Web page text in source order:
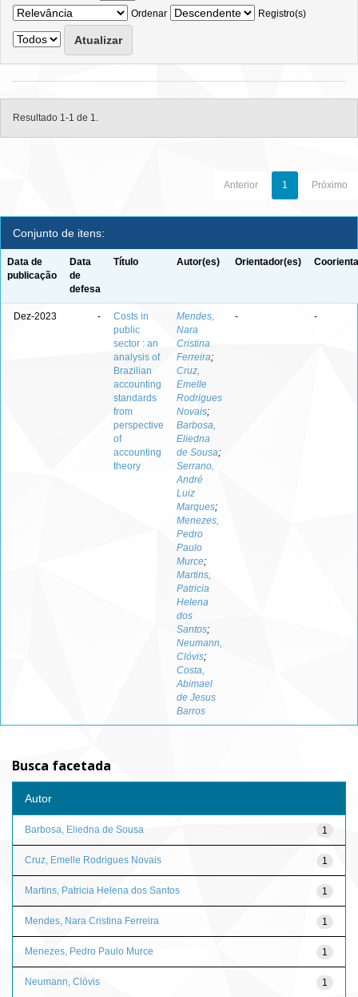
Ordenar
Registro(s)
Resultado 1-1 de 1.
Anterior 1 Próximo
Conjunto de itens:
Data de
publicação
Data
de
defesa
Título Autor(es) Orientador(es)
Dez-2023 -
Costs in
public
sector : an
analysis of
Brazilian
accounting
standards
from
perspective
of
accounting
theory
Mendes,
Nara
Cristina
Ferreira;
Cruz,
Emelle
Rodrigues
Novais;
Barbosa,
Eliedna
de Sousa;
Serrano,
André
Luiz
Marques;
Menezes,
Pedro
Paulo
Murce;
Martins,
Patricia
Helena
dos
Santos;
Neumann,
Clóvis;
Costa,
Abimael
de Jesus
Barros
- -
Busca facetada
Autor
1
Barbosa, Eliedna de Sousa
1
Cruz, Emelle Rodrigues Novais
1
Martins, Patricia Helena dos Santos
1
Mendes, Nara Cristina Ferreira
1
Menezes, Pedro Paulo Murce
1
Neumann, Clóvis